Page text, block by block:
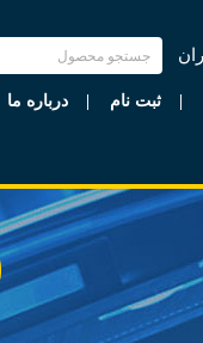
درباره ما ثبت نام